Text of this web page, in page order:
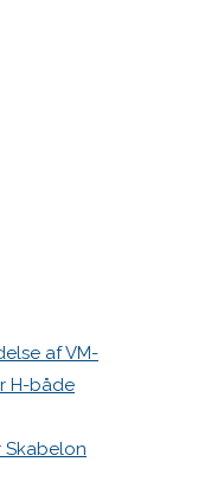
af VM-
H-både
Skabelon